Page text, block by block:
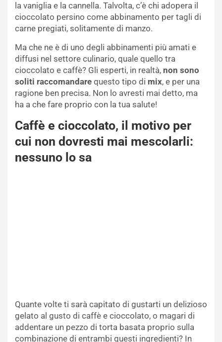
la vaniglia e la cannella. Talvolta, c’è chi adopera il
cioccolato persino come abbinamento per tagli di
carne pregiati, solitamente di manzo.
Ma che ne è di uno degli abbinamenti più amati e
diffusi nel settore culinario, quale quello tra
cioccolato e caffè? Gli esperti, in realtà, non sono
soliti raccomandare questo tipo di mix, e per una
ragione ben precisa. Non lo avresti mai detto, ma
ha a che fare proprio con la tua salute!
Caffè e cioccolato, il motivo per
cui non dovresti mai mescolarli:
nessuno lo sa
Quante volte ti sarà capitato di gustarti un delizioso
gelato al gusto di caffè e cioccolato, o magari di
addentare un pezzo di torta basata proprio sulla
combinazione di entrambi questi ingredienti? In